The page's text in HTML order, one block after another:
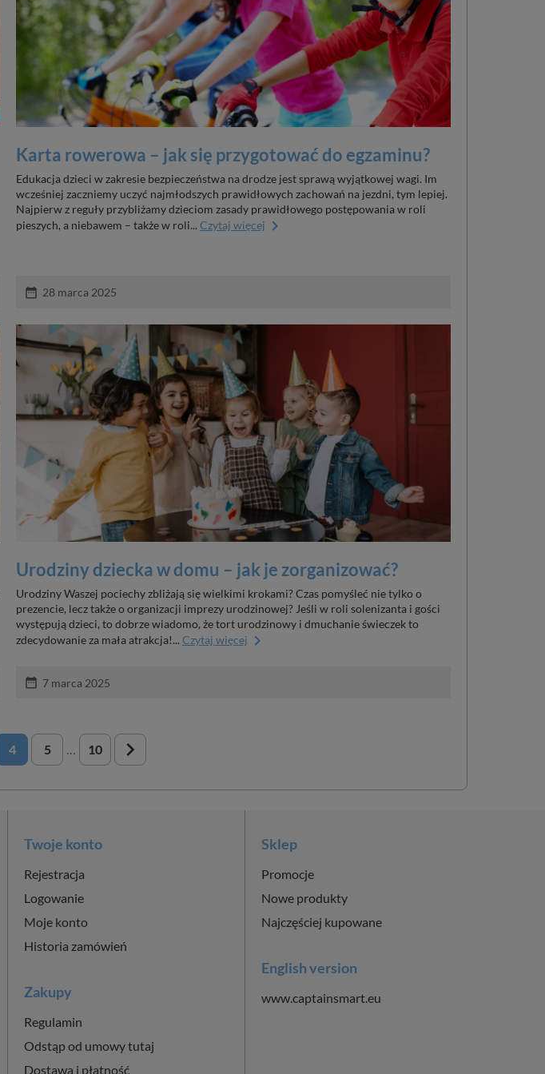
Karta rowerowa – jak się przygotować do egzaminu?
Edukacja dzieci w zakresie bezpieczeństwa na drodze jest sprawą wyjątkowej wagi. Im
wcześniej zaczniemy uczyć najmłodszych prawidłowych zachowań na jezdni, tym lepiej.
Najpierw z reguły przybliżamy dzieciom zasady prawidłowego postępowania w roli
pieszych, a niebawem – także w roli... Czytaj więcej keyboard_arrow_right
date_range 28 marca 2025
Urodziny dziecka w domu – jak je zorganizować?
Urodziny Waszej pociechy zbliżają się wielkimi krokami? Czas pomyśleć nie tylko o
prezencie, lecz także o organizacji imprezy urodzinowej? Jeśli w roli solenizanta i gości
występują dzieci, to dobrze wiadomo, że tort urodzinowy i dmuchanie świeczek to
zdecydowanie za mała atrakcja!... Czytaj więcej keyboard_arrow_right
date_range 7 marca 2025
4 5 … 10 navigate_next
Twoje konto
Rejestracja
Logowanie
Moje konto
Historia zamówień
Zakupy
Regulamin
Odstąp od umowy tutaj
Dostawa i płatność
Sklep
Promocje
Nowe produkty
Najczęściej kupowane
English version
www.captainsmart.eu